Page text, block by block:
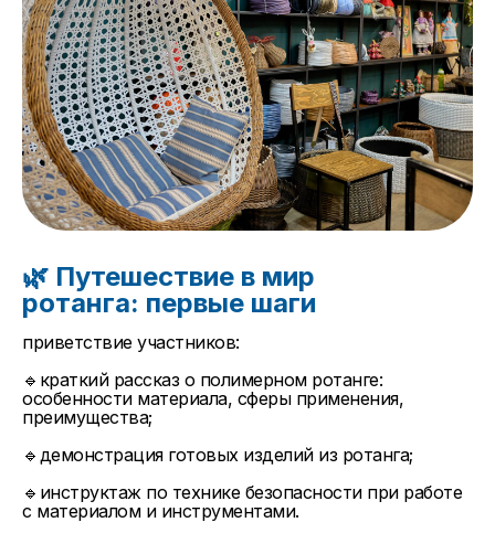
🌿 Путешествие в мир
ротанга: первые шаги
приветствие участников:
🔹краткий рассказ о полимерном ротанге:
особенности материала, сферы применения,
преимущества;
🔹демонстрация готовых изделий из ротанга;
🔹инструктаж по технике безопасности при работе
с материалом и инструментами.